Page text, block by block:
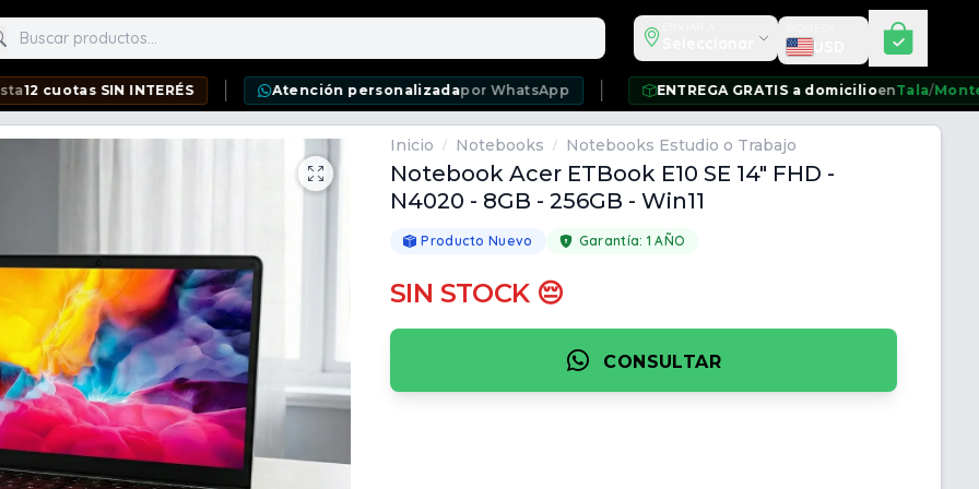
productos Seleccionar moneda
USD
SIN INTERÉS Atención personalizadapor WhatsApp ENTREGA GRATIS a domicilio enTala/ Montevideo/
Inicio / Notebooks / Notebooks Estudio o Trabajo
Notebook Acer ETBook E10 SE 14" FHD -
N4020 - 8GB - 256GB - Win11
Producto Nuevo Garantía: 1 AÑO
SIN STOCK 😔
CONSULTAR